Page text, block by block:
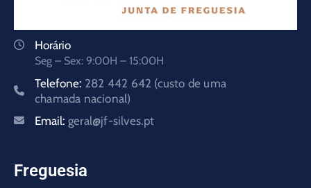
Horário
Seg – Sex: 9:00H – 15:00H
Telefone: 282 442 642 (custo de uma
chamada nacional)
Email: geral@jf-silves.pt
Freguesia